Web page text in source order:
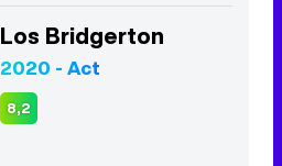
Los Bridgerton
2020 - Act
8,2